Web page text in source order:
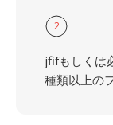
2
jfifもしくは
種類以上の